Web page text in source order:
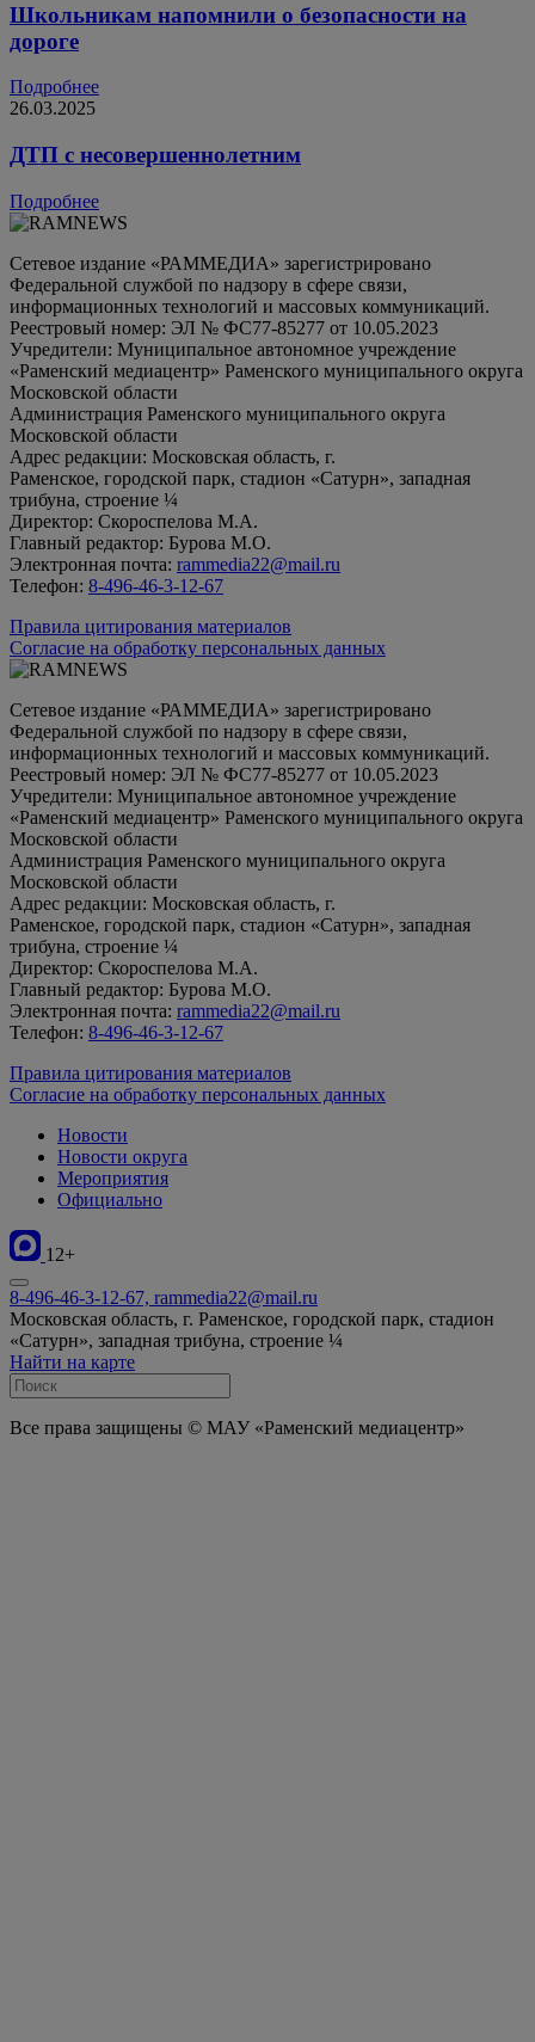
Школьникам напомнили о безопасности на
дороге
Подробнее
26.03.2025
ДТП с несовершеннолетним
Подробнее
Сетевое издание «РАММЕДИА» зарегистрировано
Федеральной службой по надзору в сфере связи,
информационных технологий и массовых коммуникаций.
Реестровый номер: ЭЛ № ФС77-85277 от 10.05.2023
Учредители: Муниципальное автономное учреждение
«Раменский медиацентр» Раменского муниципального округа
Московской области
Администрация Раменского муниципального округа
Московской области
Адрес редакции: Московская область, г.
Раменское, городской парк, стадион «Сатурн», западная
трибуна, строение ¼
Директор: Скороспелова М.А.
Главный редактор: Бурова М.О.
Электронная почта: rammedia22@mail.ru
Телефон: 8-496-46-3-12-67
Правила цитирования материалов
Согласие на обработку персональных данных
Сетевое издание «РАММЕДИА» зарегистрировано
Федеральной службой по надзору в сфере связи,
информационных технологий и массовых коммуникаций.
Реестровый номер: ЭЛ № ФС77-85277 от 10.05.2023
Учредители: Муниципальное автономное учреждение
«Раменский медиацентр» Раменского муниципального округа
Московской области
Администрация Раменского муниципального округа
Московской области
Адрес редакции: Московская область, г.
Раменское, городской парк, стадион «Сатурн», западная
трибуна, строение ¼
Директор: Скороспелова М.А.
Главный редактор: Бурова М.О.
Электронная почта: rammedia22@mail.ru
Телефон: 8-496-46-3-12-67
Правила цитирования материалов
Согласие на обработку персональных данных
Новости
Новости округа
Мероприятия
Официально
12+
8-496-46-3-12-67, rammedia22@mail.ru
Московская область, г. Раменское, городской парк, стадион
«Сатурн», западная трибуна, строение ¼
Найти на карте
Все права защищены © МАУ «Раменский медиацентр»